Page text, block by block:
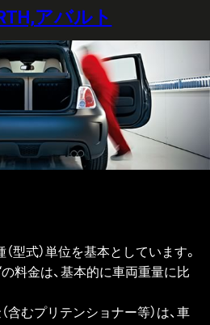
型式）単位を基本としています。
料金は、基本的に車両重量に比
含むプリテンショナー等）は、車